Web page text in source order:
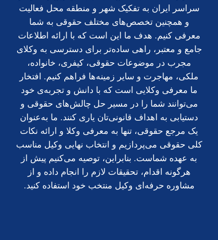
سراسر ایران به تفکیک شهر و منطقه محل فعالیت
و همچنین تخصص‌های مختلف حقوقی به شما
معرفی کنیم. هدف ما این است که با ارائه اطلاعات
جامع و معتبر، راهی ساده‌تر برای دسترسی به وکلای
مجرب در موضوعات حقوقی، کیفری، خانواده،
ملکی، مهاجرت و سایر زمینه‌ها فراهم کنیم. افتخار
ما معرفی وکلایی است که با دانش و تجربه‌ی خود
می‌توانند شما را در مسیر حل چالش‌های حقوقی و
دستیابی به اهداف قانونی‌تان یاری کنند. ما به‌عنوان
یک مرجع حقوقی، تنها به معرفی وکلا و ارائه نکات
کلی حقوقی می‌پردازیم و انتخاب نهایی وکیل مناسب
به عهده شماست. بنابراین، توصیه می‌کنیم پیش از
هرگونه اقدام، تحقیقات لازم را انجام داده و از
مشاوره حرفه‌ای وکیل منتخب خود استفاده کنید.